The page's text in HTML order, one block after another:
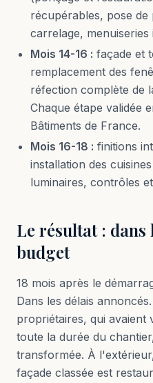
récupérables, pose
carrelage, menuiseries
Mois 14-16 : façade et
remplacement des
réfection complète de
Chaque étape validée
Bâtiments de France.
Mois 16-18 : finitions
installation des
luminaires, contrôles
Le résultat : dans
budget
18 mois après le
Dans les délais
propriétaires, qui avaient
toute la durée du
transformée. À
façade classée est